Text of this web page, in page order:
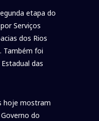
etapa do
Serviços
dos Rios
Também foi
das
hoje mostram
do